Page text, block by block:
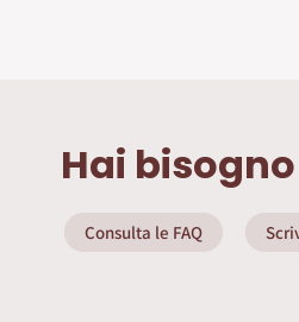
Hai
Consulta le FAQ